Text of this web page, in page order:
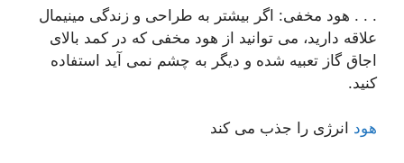
. . . هود مخفی: اگر بیشتر به طراحی و زندگی مینیمال
علاقه دارید، می توانید از هود مخفی که در کمد بالای
اجاق گاز تعبیه شده و دیگر به چشم نمی آید استفاده
کنید.
هود انرژی را جذب می کند